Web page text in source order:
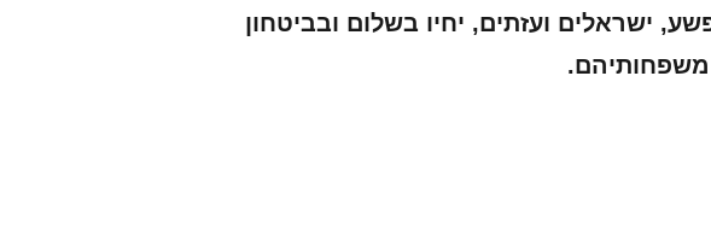
ישראלים ועזתים, יחיו בשלום ובביטחון